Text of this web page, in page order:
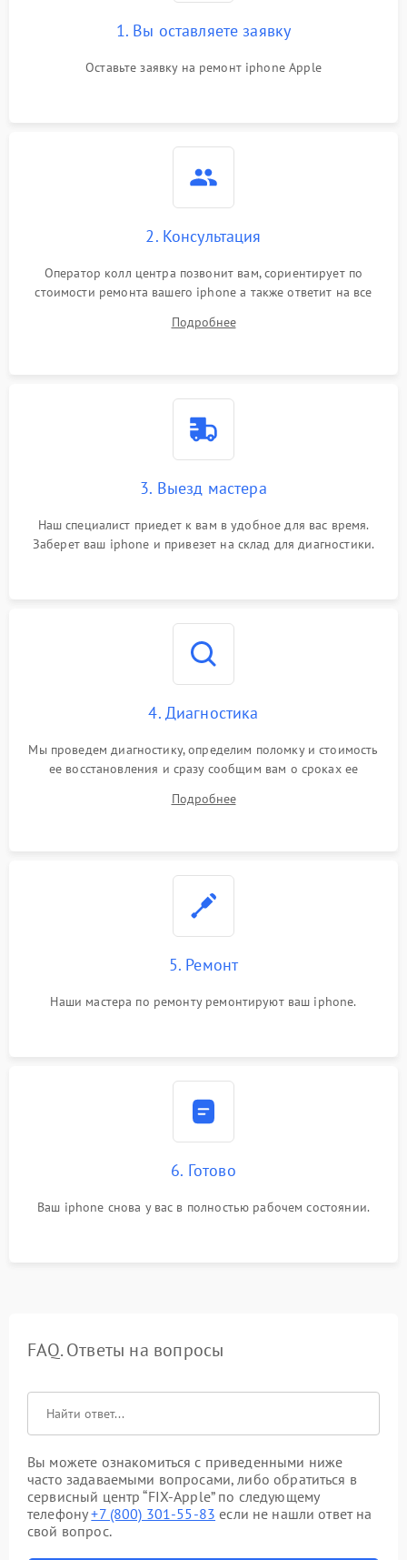
1. Вы оставляете заявку
Оставьте заявку на ремонт iphone Apple
2. Консультация
Оператор колл центра позвонит вам, сориентирует по
стоимости ремонта вашего iphone а также ответит на все
Подробнее
3. Выезд мастера
Наш специалист приедет к вам в удобное для вас время.
Заберет ваш iphone и привезет на склад для диагностики.
4. Диагностика
Мы проведем диагностику, определим поломку и стоимость
ее восстановления и сразу сообщим вам о сроках ее
Подробнее
5. Ремонт
Наши мастера по ремонту ремонтируют ваш iphone.
6. Готово
Ваш iphone снова у вас в полностью рабочем состоянии.
FAQ. Ответы на вопросы
Вы можете ознакомиться с приведенными ниже
часто задаваемыми вопросами, либо обратиться в
сервисный центр “FIX-Apple” по следующему
телефону+7 (800) 301-55-83 если не нашли ответ на
свой вопрос.